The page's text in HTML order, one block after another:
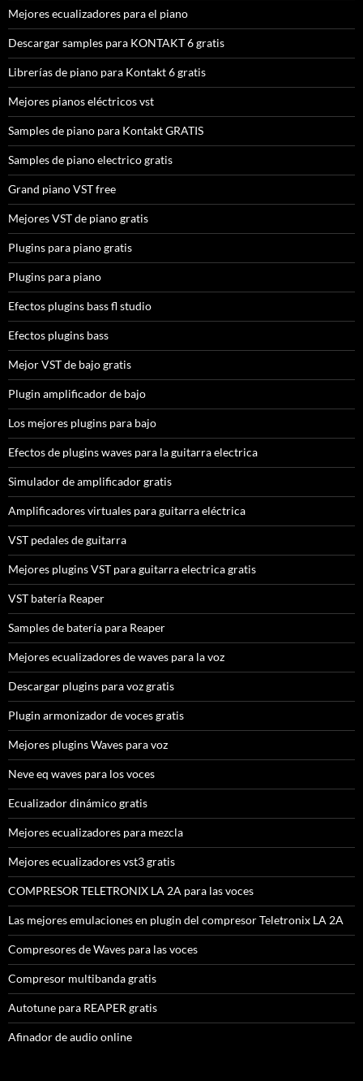
Mejores ecualizadores para el piano
Descargar samples para KONTAKT 6 gratis
Librerías de piano para Kontakt 6 gratis
Mejores pianos eléctricos vst
Samples de piano para Kontakt GRATIS
Samples de piano electrico gratis
Grand piano VST free
Mejores VST de piano gratis
Plugins para piano gratis
Plugins para piano
Efectos plugins bass fl studio
Efectos plugins bass
Mejor VST de bajo gratis
Plugin amplificador de bajo
Los mejores plugins para bajo
Efectos de plugins waves para la guitarra electrica
Simulador de amplificador gratis
Amplificadores virtuales para guitarra eléctrica
VST pedales de guitarra
Mejores plugins VST para guitarra electrica gratis
VST batería Reaper
Samples de batería para Reaper
Mejores ecualizadores de waves para la voz
Descargar plugins para voz gratis
Plugin armonizador de voces gratis
Mejores plugins Waves para voz
Neve eq waves para los voces
Ecualizador dinámico gratis
Mejores ecualizadores para mezcla
Mejores ecualizadores vst3 gratis
COMPRESOR TELETRONIX LA 2A para las voces
Las mejores emulaciones en plugin del compresor Teletronix LA 2A
Compresores de Waves para las voces
Compresor multibanda gratis
Autotune para REAPER gratis
Afinador de audio online